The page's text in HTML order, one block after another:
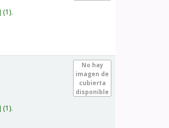
(1).
No hay
imagen de
cubierta
disponible
(1).